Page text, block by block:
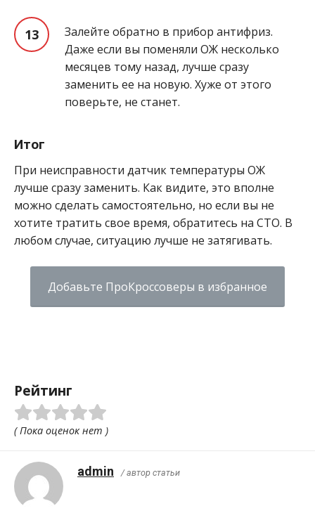
Залейте обратно в прибор антифриз.
Даже если вы поменяли ОЖ несколько
месяцев тому назад, лучше сразу
заменить ее на новую. Хуже от этого
поверьте, не станет.
Итог
При неисправности датчик температуры ОЖ
лучше сразу заменить. Как видите, это вполне
можно сделать самостоятельно, но если вы не
хотите тратить свое время, обратитесь на СТО. В
любом случае, ситуацию лучше не затягивать.
Добавьте ПроКроссоверы в избранное
Рейтинг
( Пока оценок нет )
admin / автор статьи